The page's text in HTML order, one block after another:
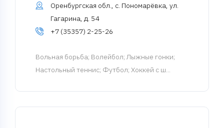
Оренбургская обл., с. Пономарёвка, ул.
Гагарина, д. 54
+7 (35357) 2-25-26
Вольная борьба; Волейбол; Лыжные гонки;
Настольный теннис; Футбол; Хоккей с ш...